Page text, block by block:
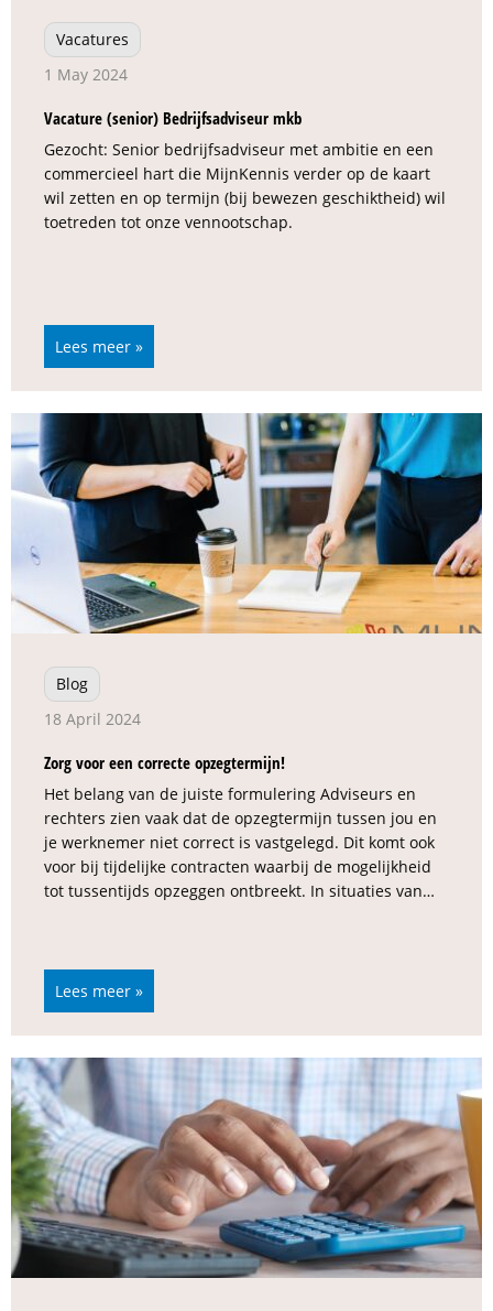
Vacatures
1 May 2024
Vacature (senior) Bedrijfsadviseur mkb
Gezocht: Senior bedrijfsadviseur met ambitie en een
commercieel hart die MijnKennis verder op de kaart
wil zetten en op termijn (bij bewezen geschiktheid) wil
toetreden tot onze vennootschap.
Lees meer »
Blog
18 April 2024
Zorg voor een correcte opzegtermijn!
Het belang van de juiste formulering Adviseurs en
rechters zien vaak dat de opzegtermijn tussen jou en
je werknemer niet correct is vastgelegd. Dit komt ook
voor bij tijdelijke contracten waarbij de mogelijkheid
tot tussentijds opzeggen ontbreekt. In situaties van…
Lees meer »